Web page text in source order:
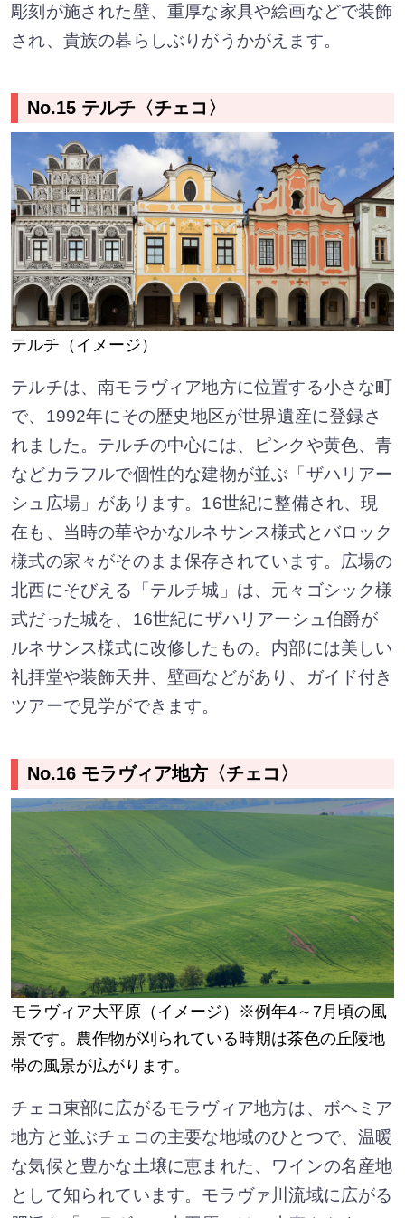
彫刻が施された壁、重厚な家具や絵画などで装飾
され、貴族の暮らしぶりがうかがえます。
No.15 テルチ〈チェコ〉
テルチ（イメージ）
テルチは、南モラヴィア地方に位置する小さな町
で、1992年にその歴史地区が世界遺産に登録さ
れました。テルチの中心には、ピンクや黄色、青
などカラフルで個性的な建物が並ぶ「ザハリアー
シュ広場」があります。16世紀に整備され、現
在も、当時の華やかなルネサンス様式とバロック
様式の家々がそのまま保存されています。広場の
北西にそびえる「テルチ城」は、元々ゴシック様
式だった城を、16世紀にザハリアーシュ伯爵が
ルネサンス様式に改修したもの。内部には美しい
礼拝堂や装飾天井、壁画などがあり、ガイド付き
ツアーで見学ができます。
No.16 モラヴィア地方〈チェコ〉
モラヴィア大平原（イメージ）※例年4～7月頃の風
景です。農作物が刈られている時期は茶色の丘陵地
帯の風景が広がります。
チェコ東部に広がるモラヴィア地方は、ボヘミア
地方と並ぶチェコの主要な地域のひとつで、温暖
な気候と豊かな土壌に恵まれた、ワインの名産地
として知られています。モラヴァ川流域に広がる